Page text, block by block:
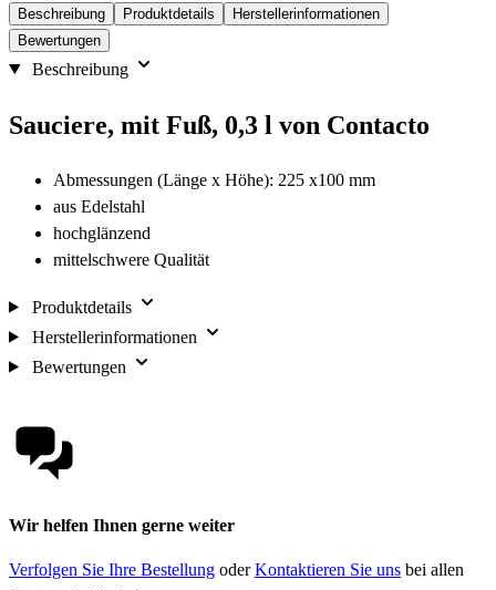
Beschreibung Produktdetails
Herstellerinformationen
Bewertungen
Beschreibung
Sauciere, mit Fuß, 0,3 l von Contacto
Abmessungen (Länge x Höhe): 225 x100 mm
aus Edelstahl
hochglänzend
mittelschwere Qualität
Produktdetails
Herstellerinformationen
Bewertungen
Wir helfen Ihnen gerne weiter
Verfolgen Sie Ihre Bestellung oderKontaktieren Sie uns bei allen